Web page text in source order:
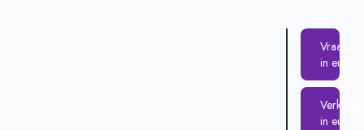
Vraagprijs
in euro's
in euro's